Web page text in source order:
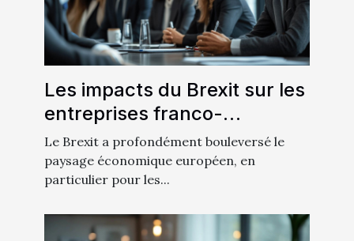
Les impacts du Brexit sur les
entreprises franco-
britanniques
Le Brexit a profondément bouleversé le
paysage économique européen, en
particulier pour les...